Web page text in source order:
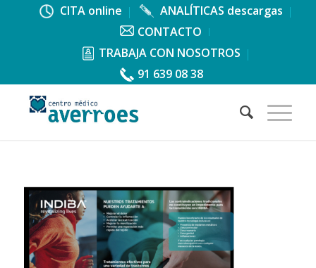
CITA online
ANALÍTICAS descargas
CONTACTO
TRABAJA CON NOSOTROS
91 639 08 38